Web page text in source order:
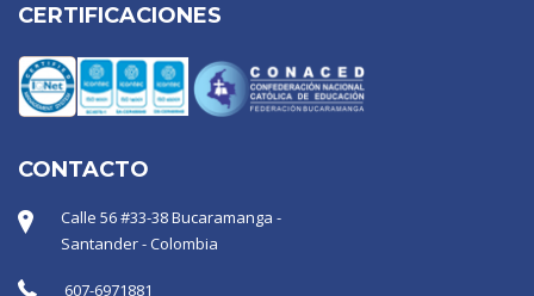
CERTIFICACIONES
CONTACTO
Calle 56 #33-38 Bucaramanga -
Santander - Colombia
607-6971881